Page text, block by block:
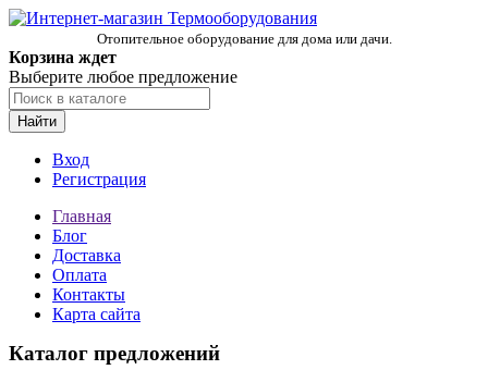
Отопительное оборудование для дома или дачи.
Корзина ждет
Выберите любое предложение
Найти
Вход
Регистрация
Главная
Блог
Доставка
Оплата
Контакты
Карта сайта
Каталог предложений